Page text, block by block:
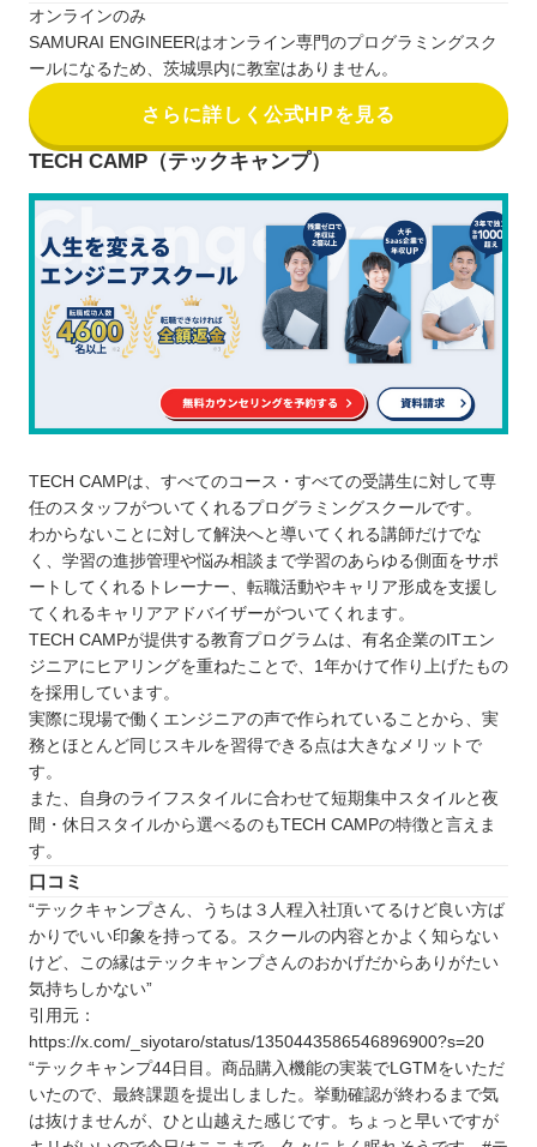
オンラインのみ
SAMURAI ENGINEERはオンライン専門のプログラミングスク
ールになるため、茨城県内に教室はありません。
さらに詳しく公式HPを見る
TECH CAMP（テックキャンプ）
TECH CAMPは、すべてのコース・すべての受講生に対して専
任のスタッフがついてくれるプログラミングスクールです。
わからないことに対して解決へと導いてくれる講師だけでな
く、学習の進捗管理や悩み相談まで学習のあらゆる側面をサポ
ートしてくれるトレーナー、転職活動やキャリア形成を支援し
てくれるキャリアアドバイザーがついてくれます。
TECH CAMPが提供する教育プログラムは、有名企業のITエン
ジニアにヒアリングを重ねたことで、1年かけて作り上げたもの
を採用しています。
実際に現場で働くエンジニアの声で作られていることから、実
務とほとんど同じスキルを習得できる点は大きなメリットで
す。
また、自身のライフスタイルに合わせて短期集中スタイルと夜
間・休日スタイルから選べるのもTECH CAMPの特徴と言えま
す。
口コミ
“テックキャンプさん、うちは３人程入社頂いてるけど良い方ば
かりでいい印象を持ってる。スクールの内容とかよく知らない
けど、この縁はテックキャンプさんのおかげだからありがたい
気持ちしかない”
引用元：
https://x.com/_siyotaro/status/1350443586546896900?s=20
“テックキャンプ44日目。商品購入機能の実装でLGTMをいただ
いたので、最終課題を提出しました。挙動確認が終わるまで気
は抜けませんが、ひと山越えた感じです。ちょっと早いですが